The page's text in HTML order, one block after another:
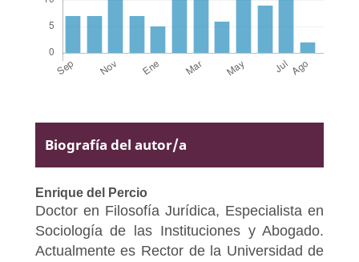
Biografía del autor/a
Enrique del Percio
Doctor en Filosofía Jurídica, Especialista en
Sociología de las Instituciones y Abogado.
Actualmente es Rector de la Universidad de